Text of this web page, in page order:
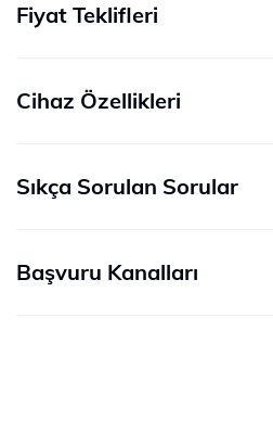
Fiyat Teklifleri
Cihaz Özellikleri
Sıkça Sorulan Sorular
Başvuru Kanalları